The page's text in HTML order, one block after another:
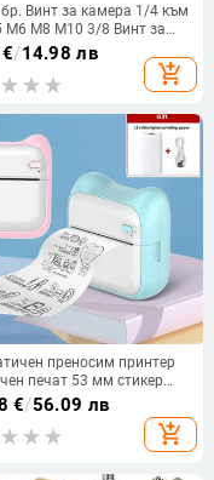
Винт за камера 1/4 към
M6 M8 M10 3/8 Винт за
Статив
с топчеста глава
на адаптер за аксесоари
€/14.98 лв
add_shopping_cart
преносим принтер
печат 53 мм стикер
безмастилен мини
принтер Самозалепващ
за етикети подарък
€/56.09 лв
add_shopping_cart